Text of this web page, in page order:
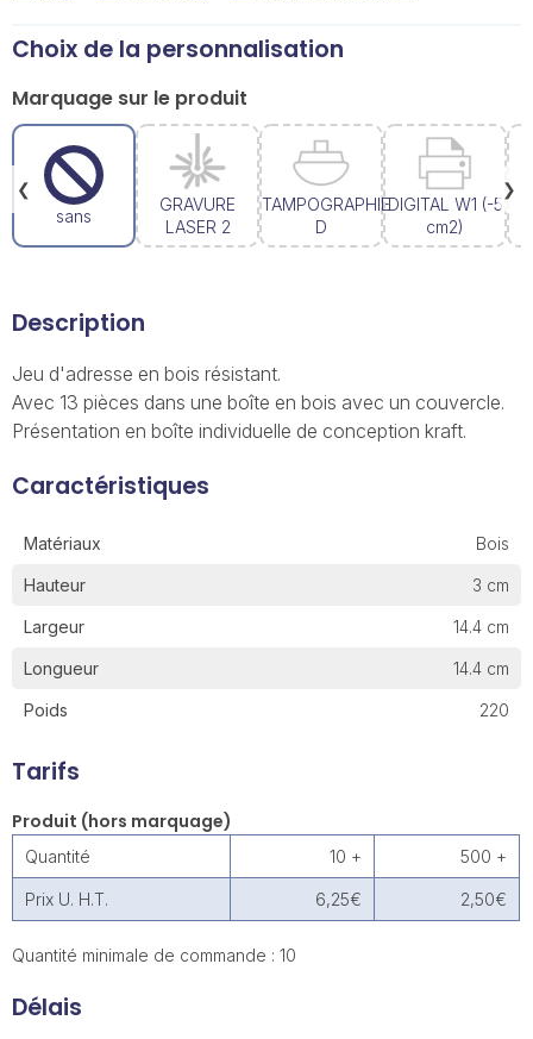
Choix de la personnalisation
Marquage sur le produit
sans
GRAVURE
LASER 2
TAMPOGRAPHIE
D
DIGITAL W1 (-5
cm2)
❯
❮
Description
Jeu d'adresse en bois résistant.
Avec 13 pièces dans une boîte en bois avec un couvercle.
Présentation en boîte individuelle de conception kraft.
Caractéristiques
Matériaux Bois
Hauteur 3 cm
Largeur 14.4 cm
Longueur 14.4 cm
Poids 220
Tarifs
Produit (hors marquage)
Quantité 10 + 500 +
Prix U. H.T. 6,25€ 2,50€
Quantité minimale de commande : 10
Délais